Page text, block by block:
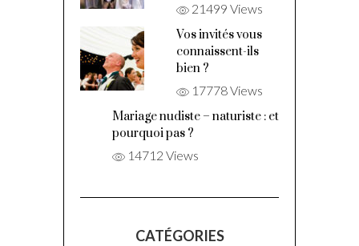
21499 Views
Vos invités vous
connaissent-ils
bien ?
17778 Views
Mariage nudiste – naturiste : et
pourquoi pas ?
14712 Views
CATÉGORIES